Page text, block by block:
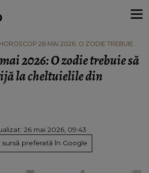
HOROSCOP 26 MAI 2026: O ZODIE TREBUIE
ACEASTĂ ZI2026: O zodie trebuie să
la cheltuielile din
26 mai 2026, 09:43
preferată în Google